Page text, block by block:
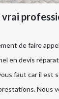
vrai
de faire
en devis
faut car il est
Nous